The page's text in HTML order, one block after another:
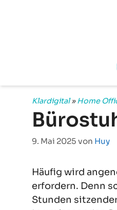
Klardigital» Home
9. Mai 2025 von Huy
Häufig wird
erfordern. Denn
Stunden